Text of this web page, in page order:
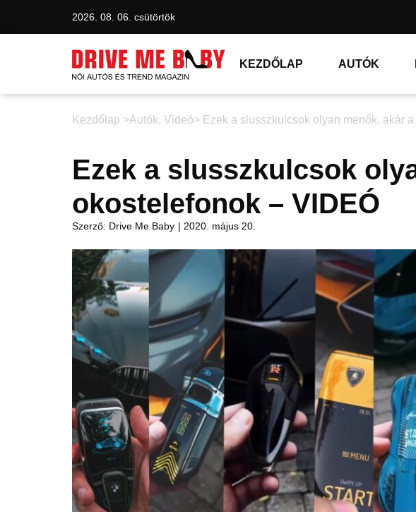
2026. 08. 06. csütörtök
KEZDŐLAP AUTÓK
Kezdőlap >Autók, Videó> Ezek a slusszkulcsok olyan menők, akár
Ezek a slusszkulcsok
okostelefonok – VIDEÓ
Szerző: Drive Me Baby | 2020. május 20.